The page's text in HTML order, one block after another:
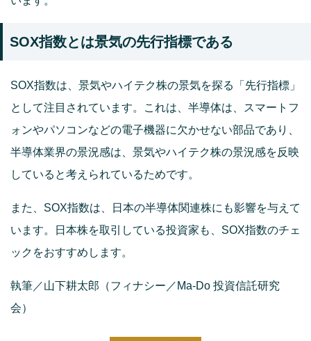
SOX指数とは景気の先行指標である
SOX指数は、景気やハイテク株の景気を探る「先行指標」
として注目されています。これは、半導体は、スマートフ
ォンやパソコンなどの電子機器に欠かせない部品であり、
半導体業界の景況感は、景気やハイテク株の景況感を反映
していると考えられているためです。
また、SOX指数は、日本の半導体関連株にも影響を与えて
います。日本株を取引している投資家も、SOX指数のチェ
ックをおすすめします。
執筆／山下耕太郎（フィナシー／Ma-Do 投資信託研究
会）